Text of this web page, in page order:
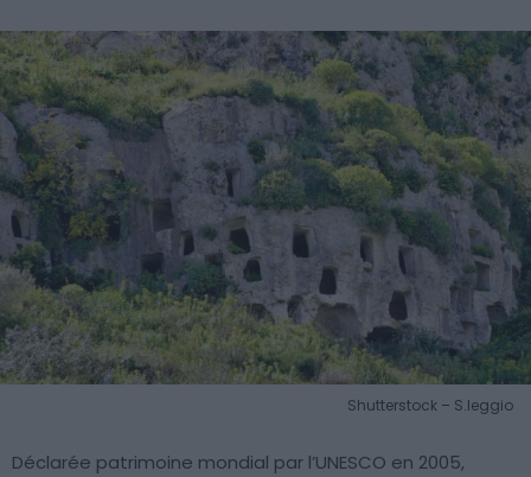
Shutterstock – S.leggio
Déclarée patrimoine mondial par l’UNESCO en 2005,